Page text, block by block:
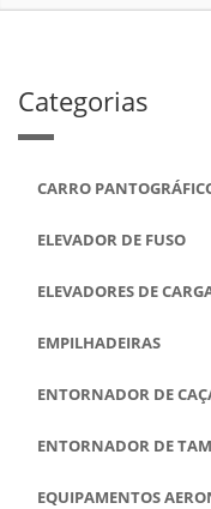
Categorias
CARRO
ELEVADOR DE FUSO
ELEVADORES DE
EMPILHADEIRAS
ENTORNADOR DE
ENTORNADOR DE
EQUIPAMENTOS